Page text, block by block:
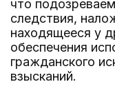
что
следствия,
находящееся у
обеспечения
гражданского
взысканий.